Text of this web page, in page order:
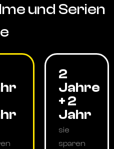
und Serien
2
Jahre
+ 2
Jahr
sie
sparen